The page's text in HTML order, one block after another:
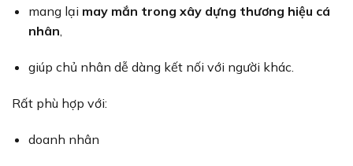
mang lại may mắn trong xây dựng thương hiệu cá
nhân,
giúp chủ nhân dễ dàng kết nối với người khác.
Rất phù hợp với:
doanh nhân